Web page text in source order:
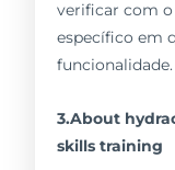
verificar com o
específico em
funcionalidade.
3.About
skills training